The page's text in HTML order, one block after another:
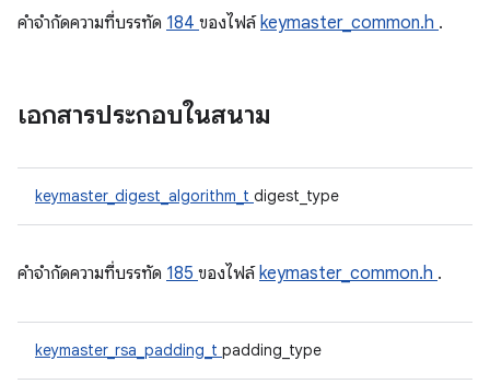
คําจํากัดความที่บรรทัด 184 ของไฟล์keymaster_common.h .
เอกสารประกอบในสนาม
keymaster_digest_algorithm_t digest_type
คําจํากัดความที่บรรทัด 185 ของไฟล์keymaster_common.h .
keymaster_rsa_padding_t padding_type